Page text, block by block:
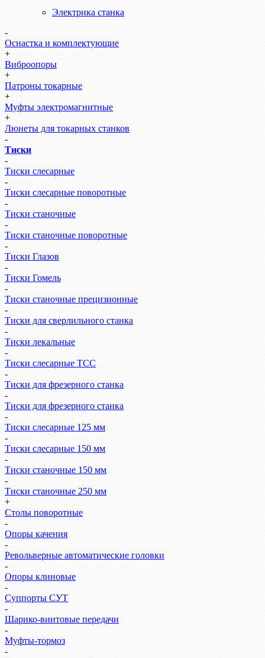
Электрика станка
-
Оснастка и комплектующие
+
Виброопоры
+
Патроны токарные
+
Муфты электромагнитные
+
Люнеты для токарных станков
-
Тиски
-
Тиски слесарные
-
Тиски слесарные поворотные
-
Тиски станочные
-
Тиски станочные поворотные
-
Тиски Глазов
-
Тиски Гомель
-
Тиски станочные прецизионные
-
Тиски для сверлильного станка
-
Тиски лекальные
-
Тиски слесарные ТСС
-
Тиски для фрезерного станка
-
Тиски для фрезерного станка
-
Тиски слесарные 125 мм
-
Тиски слесарные 150 мм
-
Тиски станочные 150 мм
-
Тиски станочные 250 мм
+
Столы поворотные
-
Опоры качения
-
Револьверные автоматические головки
-
Опоры клиновые
-
Суппорты СУТ
-
Шарико-винтовые передачи
-
Муфты-тормоз
-